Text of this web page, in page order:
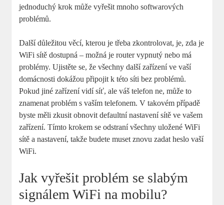
jednoduchý krok může vyřešit mnoho softwarových
problémů.
Další důležitou věcí, kterou je třeba zkontrolovat, je, zda je
WiFi sítě dostupná – možná je router vypnutý nebo má
problémy. Ujistěte se, že všechny další zařízení ve vaší
domácnosti dokážou připojit k této síti bez problémů.
Pokud jiné zařízení vidí síť, ale váš telefon ne, může to
znamenat problém s vaším telefonem. V takovém případě
byste měli zkusit obnovit defaultní nastavení sítě ve vašem
zařízení. Tímto krokem se odstraní všechny uložené WiFi
sítě a nastavení, takže budete muset znovu zadat heslo vaší
WiFi.
Jak vyřešit problém se slabým
signálem WiFi na mobilu?